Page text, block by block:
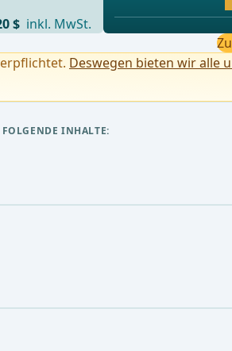
$ inkl. MwSt.
Deswegen bieten wir alle
INHALTE: